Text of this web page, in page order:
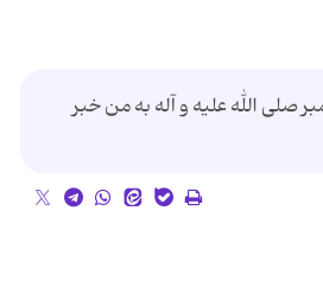
صلی الله علیه و آله به من خبر